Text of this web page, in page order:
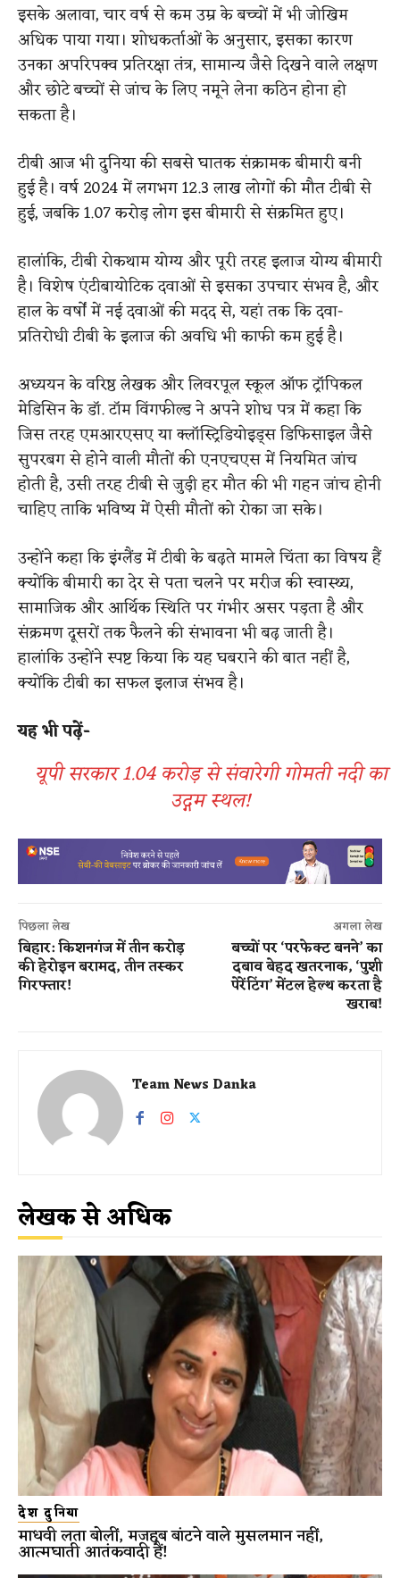
इसके अलावा, चार वर्ष से कम उम्र के बच्चों में भी जोखिम
अधिक पाया गया। शोधकर्ताओं के अनुसार, इसका कारण
उनका अपरिपक्व प्रतिरक्षा तंत्र, सामान्य जैसे दिखने वाले लक्षण
और छोटे बच्चों से जांच के लिए नमूने लेना कठिन होना हो
सकता है।
टीबी आज भी दुनिया की सबसे घातक संक्रामक बीमारी बनी
हुई है। वर्ष 2024 में लगभग 12.3 लाख लोगों की मौत टीबी से
हुई, जबकि 1.07 करोड़ लोग इस बीमारी से संक्रमित हुए।
हालांकि, टीबी रोकथाम योग्य और पूरी तरह इलाज योग्य बीमारी
है। विशेष एंटीबायोटिक दवाओं से इसका उपचार संभव है, और
हाल के वर्षों में नई दवाओं की मदद से, यहां तक कि दवा-
प्रतिरोधी टीबी के इलाज की अवधि भी काफी कम हुई है।
अध्ययन के वरिष्ठ लेखक और लिवरपूल स्कूल ऑफ ट्रॉपिकल
मेडिसिन के डॉ. टॉम विंगफील्ड ने अपने शोध पत्र में कहा कि
जिस तरह एमआरएसए या क्लॉस्ट्रिडियोइड्स डिफिसाइल जैसे
सुपरबग से होने वाली मौतों की एनएचएस में नियमित जांच
होती है, उसी तरह टीबी से जुड़ी हर मौत की भी गहन जांच होनी
चाहिए ताकि भविष्य में ऐसी मौतों को रोका जा सके।
उन्होंने कहा कि इंग्लैंड में टीबी के बढ़ते मामले चिंता का विषय हैं
क्योंकि बीमारी का देर से पता चलने पर मरीज की स्वास्थ्य,
सामाजिक और आर्थिक स्थिति पर गंभीर असर पड़ता है और
संक्रमण दूसरों तक फैलने की संभावना भी बढ़ जाती है।
हालांकि उन्होंने स्पष्ट किया कि यह घबराने की बात नहीं है,
क्योंकि टीबी का सफल इलाज संभव है।
यह भी पढ़ें-
यूपी सरकार 1.04 करोड़ से संवारेगी गोमती नदी का
उद्गम स्थल!
पिछला लेख
बिहार: किशनगंज में तीन करोड़
की हेरोइन बरामद, तीन तस्कर
गिरफ्तार!
अगला लेख
बच्चों पर ‘परफेक्ट बनने’ का
दबाव बेहद खतरनाक, ‘पुशी
पेरेंटिंग’ मेंटल हेल्थ करता है
खराब!
Team News Danka
लेखक से अधिक
देश दुनिया
माधवी लता बोलीं, मजहब बांटने वाले मुसलमान नहीं,
आत्मघाती आतंकवादी हैं!